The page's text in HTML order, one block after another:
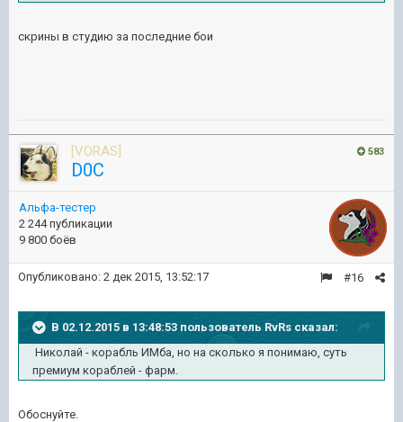
скрины в студию за последние бои
583
[VORAS]
D0C
Альфа-тестер
2 244 публикации
9 800 боёв
#16
Опубликовано: 2 дек 2015, 13:52:17
В 02.12.2015 в 13:48:53 пользователь RvRs сказал:
Николай - корабль ИМба, но на сколько я понимаю, суть
премиум кораблей - фарм.
Обоснуйте.